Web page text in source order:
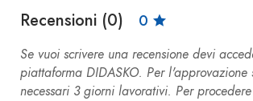
Recensioni (0) 0
Se vuoi scrivere una recensione devi
piattaforma DIDASKO. Per l'approvazione
necessari 3 giorni lavorativi. Per